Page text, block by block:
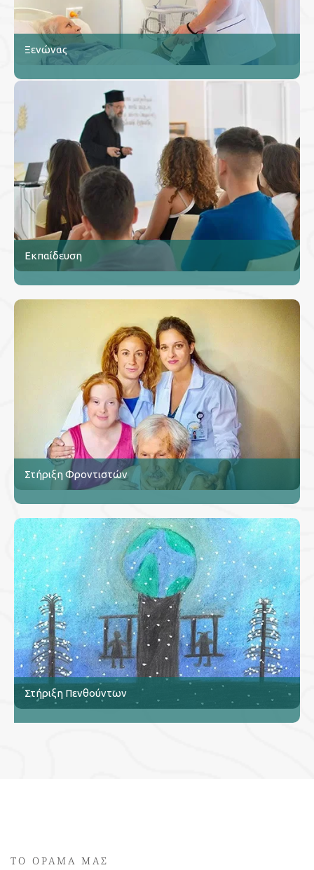
Ξενώνας
Εκπαίδευση
Στήριξη Φροντιστών
Στήριξη Πενθούντων
TO OΡΑΜΑ ΜΑΣ